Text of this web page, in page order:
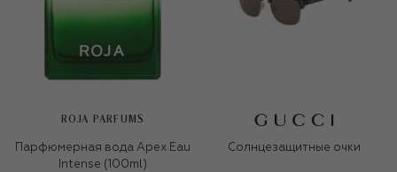
ROJA PARFUMS
Парфюмерная вода Apex Eau
Intense (100ml)
Солнцезащитные очки